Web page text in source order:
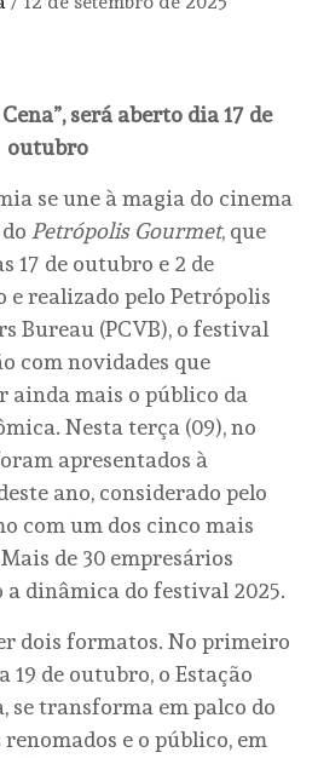
será aberto dia 17 de
outubro
se une à magia do cinema
Petrópolis Gourmet, que
17 de outubro e 2 de
e realizado pelo Petrópolis
Bureau (PCVB), o festival
com novidades que
mais o público da
Nesta terça (09), no
apresentados à
ano, considerado pelo
com um dos cinco mais
de 30 empresários
a dinâmica do festival 2025.
dois formatos. No primeiro
19 de outubro, o Estação
se transforma em palco do
e o público, em